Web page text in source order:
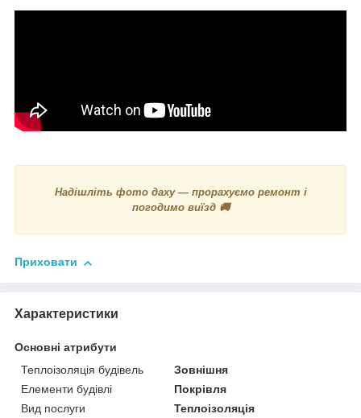
Надішліть фото даху — прорахуємо ремонт і
погодимо виїзд 🚚
Приховати
Характеристики
Основні атрибути
Теплоізоляція будівель
Зовнішня
Елементи будівлі
Покрівля
Вид послуги
Теплоізоляція